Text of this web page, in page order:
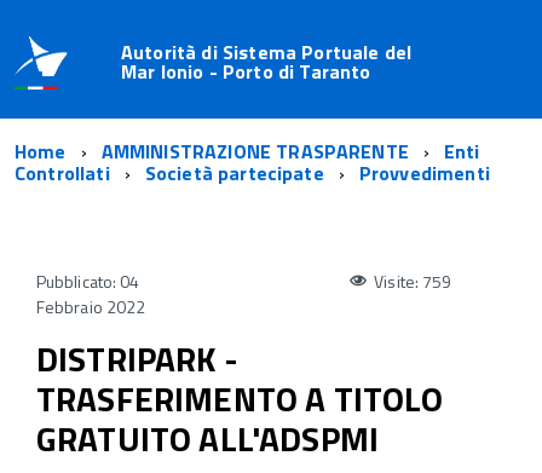
Autorità di Sistema Portuale del
Mar Ionio - Porto di Taranto
Home AMMINISTRAZIONE TRASPARENTE Enti
Controllati Società partecipate Provvedimenti
Pubblicato: 04
Febbraio 2022
Visite: 759
DISTRIPARK -
TRASFERIMENTO A TITOLO
GRATUITO ALL'ADSPMI